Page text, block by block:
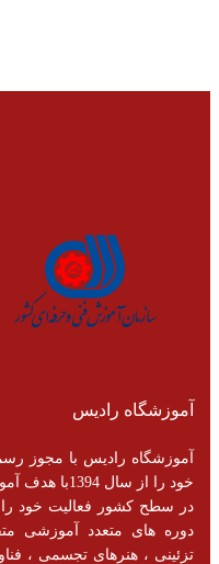
آموزشگاه رادیس
آموزشگاه رادیس با مجوز
خود را از
در سطح کشور فعالیت خود را
دوره های متعدد آموزشی
تزئینی ، هنرهای تجسمی ،